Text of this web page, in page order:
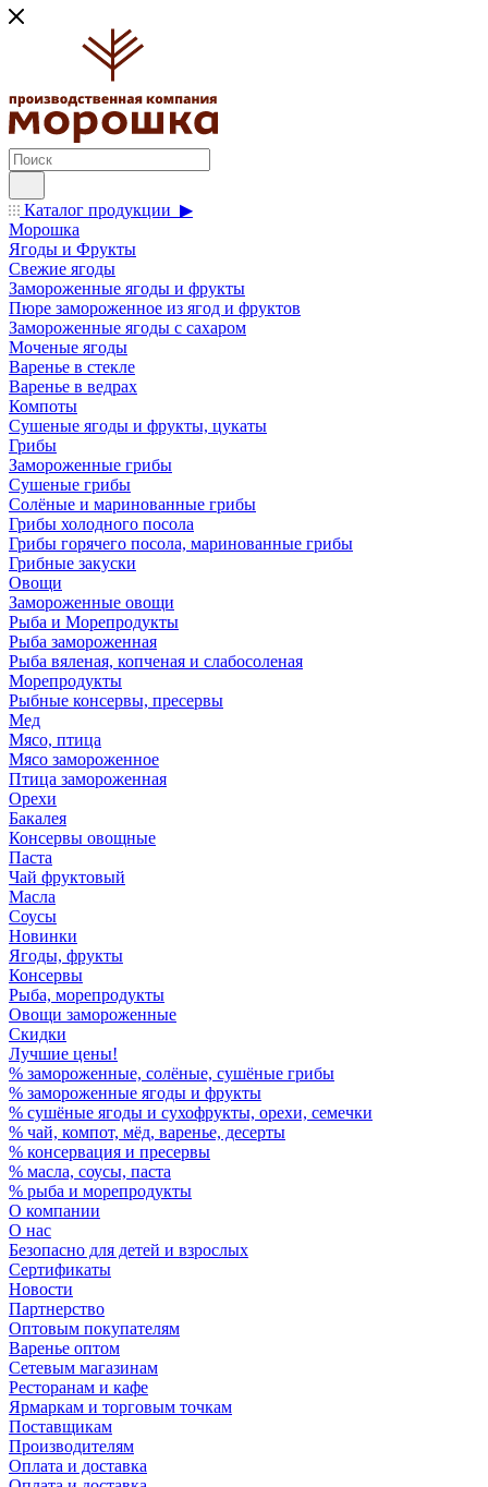
Каталог продукции ▶
Морошка
Ягоды и Фрукты
Свежие ягоды
Замороженные ягоды и фрукты
Пюре замороженное из ягод и фруктов
Замороженные ягоды с сахаром
Моченые ягоды
Варенье в стекле
Варенье в ведрах
Компоты
Сушеные ягоды и фрукты, цукаты
Грибы
Замороженные грибы
Сушеные грибы
Солёные и маринованные грибы
Грибы холодного посола
Грибы горячего посола, маринованные грибы
Грибные закуски
Овощи
Замороженные овощи
Рыба и Морепродукты
Рыба замороженная
Рыба вяленая, копченая и слабосоленая
Морепродукты
Рыбные консервы, пресервы
Мед
Мясо, птица
Мясо замороженное
Птица замороженная
Орехи
Бакалея
Консервы овощные
Паста
Чай фруктовый
Масла
Соусы
Новинки
Ягоды, фрукты
Консервы
Рыба, морепродукты
Овощи замороженные
Скидки
Лучшие цены!
% замороженные, солёные, сушёные грибы
% замороженные ягоды и фрукты
% сушёные ягоды и сухофрукты, орехи, семечки
% чай, компот, мёд, варенье, десерты
% консервация и пресервы
% масла, соусы, паста
% рыба и морепродукты
О компании
О нас
Безопасно для детей и взрослых
Сертификаты
Новости
Партнерство
Оптовым покупателям
Варенье оптом
Сетевым магазинам
Ресторанам и кафе
Ярмаркам и торговым точкам
Поставщикам
Производителям
Оплата и доставка